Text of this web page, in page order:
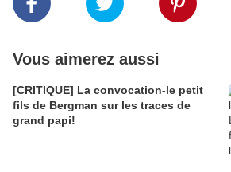
Vous aimerez aussi
[CRITIQUE] La convocation-le petit
fils de Bergman sur les traces de
grand papi!